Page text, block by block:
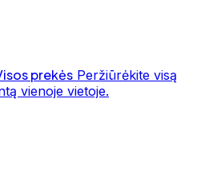
prekės Peržiūrėkite visą
vienoje vietoje.